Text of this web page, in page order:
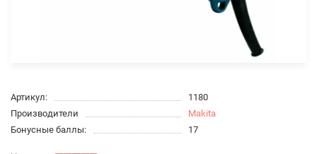
Артикул:
1180
Производители
Makita
Бонусные баллы:
17